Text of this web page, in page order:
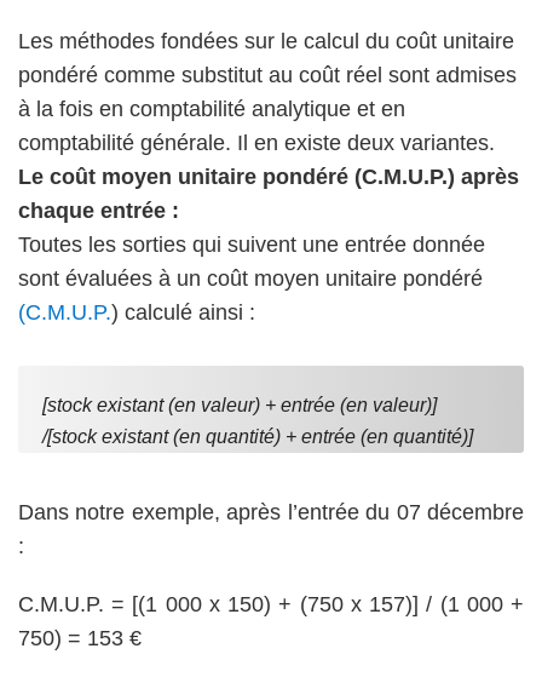
Les méthodes fondées sur le calcul du coût unitaire
pondéré comme substitut au coût réel sont admises
à la fois en comptabilité analytique et en
comptabilité générale. Il en existe deux variantes.
Le coût moyen unitaire pondéré (C.M.U.P.) après
chaque entrée :
Toutes les sorties qui suivent une entrée donnée
sont évaluées à un coût moyen unitaire pondéré
(C.M.U.P.) calculé ainsi :
[stock existant (en valeur) + entrée (en valeur)]
/[stock existant (en quantité) + entrée (en quantité)]
Dans notre exemple, après l’entrée du 07 décembre
:
C.M.U.P. = [(1 000 x 150) + (750 x 157)] / (1 000 +
750) = 153 €